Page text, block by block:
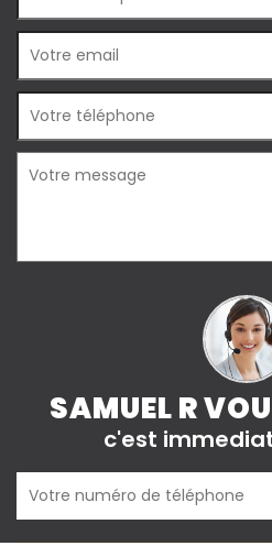
SAMUEL R
c'est